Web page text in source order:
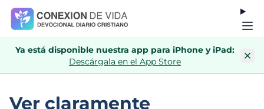
Ya está disponible nuestra app para iPhone y iPad:
Descárgala en el App Store
Ver claramente